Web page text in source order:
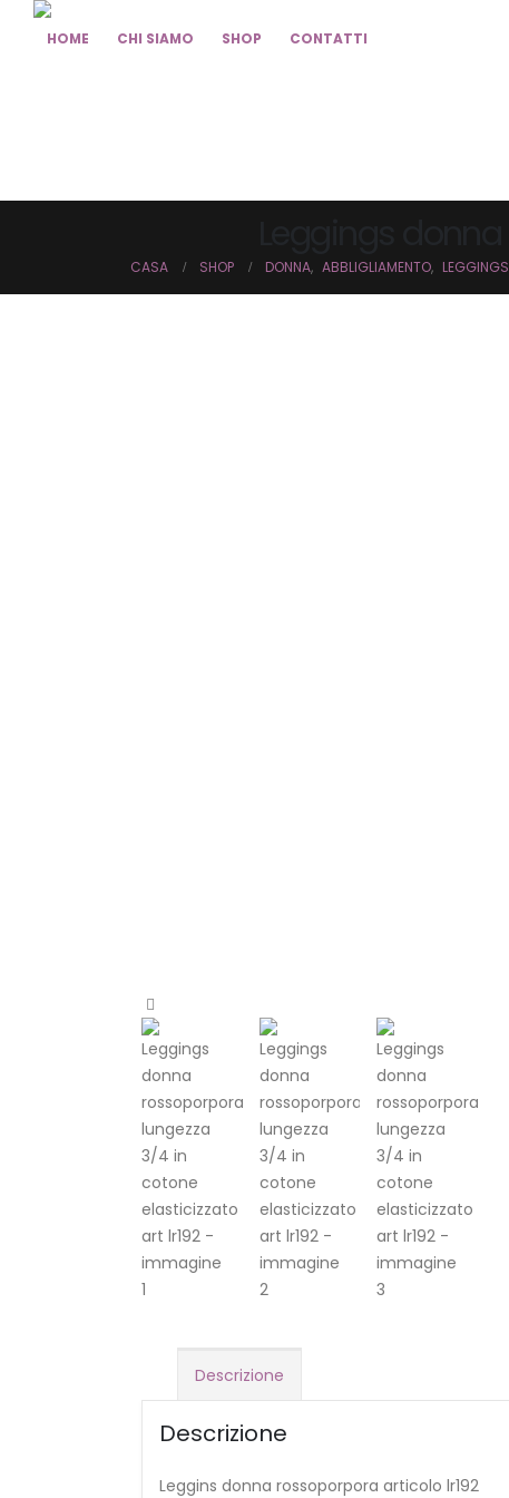
HOME CHI SIAMO SHOP CONTATTI
CASA SHOP DONNA, ABBLIGLIAMENTO, LEGGINGS
Descrizione
Descrizione
Leggins donna rossoporpora articolo lr192